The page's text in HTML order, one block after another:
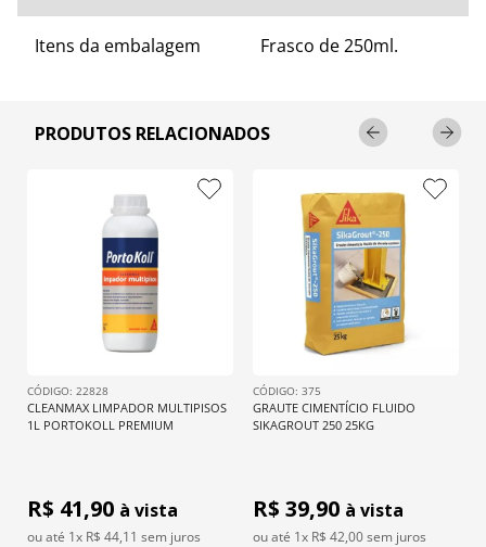
Itens da embalagem Frasco de 250ml.
PRODUTOS RELACIONADOS
: 22828
CLEANMAX LIMPADOR MULTIPISOS
1L PORTOKOLL PREMIUM
R$ 41,90 à vista
ou até 1x R$ 44,11 sem juros
: 375
GRAUTE CIMENTÍCIO FLUIDO
SIKAGROUT 250 25KG
R$ 39,90 à vista
ou até 1x R$ 42,00 sem juros